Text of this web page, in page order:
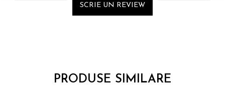
SCRIE UN REVIEW
PRODUSE SIMILARE